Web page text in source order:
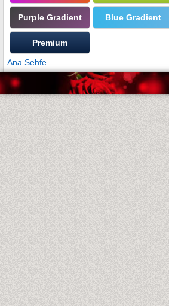
Purple Gradient Blue Gradient
Premium
Ana Sehfe